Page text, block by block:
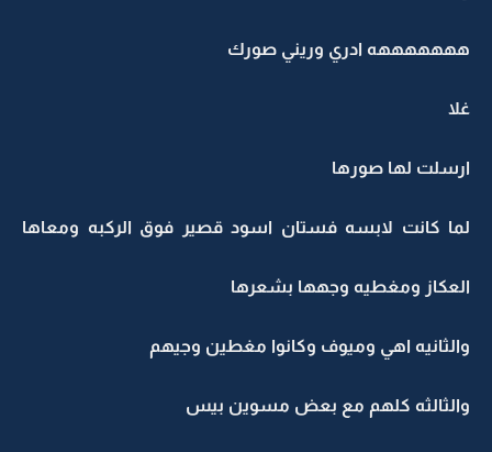
هههههههه ادري وريني صورك
غلا
ارسلت لها صورها
لما كانت لابسه فستان اسود قصير فوق الركبه ومعاها
العكاز ومغطيه وجهها بشعرها
والثانيه اهي وميوف وكانوا مغطين وجيهم
والثالثه كلهم مع بعض مسوين بيس